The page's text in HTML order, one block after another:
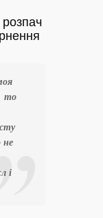
то
не
і